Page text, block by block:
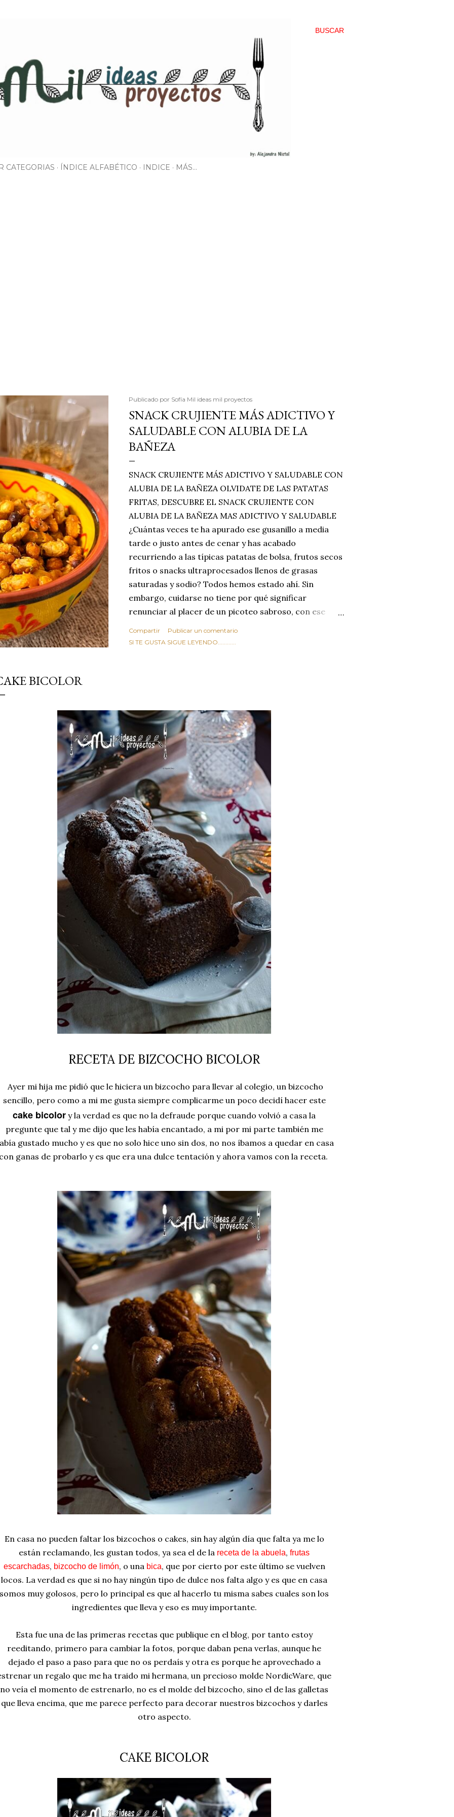
BUSCAR
CATEGORIAS ÍNDICE ALFABÉTICO INDICE MÁS…
Publicado por Sofía Mil ideas mil proyectos
SNACK CRUJIENTE MÁS ADICTIVO Y
SALUDABLE CON ALUBIA DE LA
BAÑEZA
SNACK CRUJIENTE MÁS ADICTIVO Y SALUDABLE CON
ALUBIA DE LA BAÑEZA OLVIDATE DE LAS PATATAS
FRITAS, DESCUBRE EL SNACK CRUJIENTE CON
ALUBIA DE LA BAÑEZA MAS ADICTIVO Y SALUDABLE
¿Cuántas veces te ha apurado ese gusanillo a media
tarde o justo antes de cenar y has acabado
recurriendo a las típicas patatas de bolsa, frutos secos
fritos o snacks ultraprocesados llenos de grasas
saturadas y sodio? Todos hemos estado ahí. Sin
embargo, cuidarse no tiene por qué significar
renunciar al placer de un picoteo sabroso, con ese
Estas alubias crujientes al horno van a cambiar por
en un snack ligero, dorado, cargado de proteína y
100% natural. Es el sustituto perfecto a los frutos se...
Compartir
Publicar un comentario
SI TE GUSTA SIGUE LEYENDO............
BICOLOR
RECETA DE BIZCOCHO BICOLOR
Ayer mi hija me pidió que le hiciera un bizcocho para llevar al colegio, un bizcocho
sencillo, pero como a mi me gusta siempre complicarme un poco decidí hacer este
cake bicolor y la verdad es que no la defraude porque cuando volvió a casa la
pregunte que tal y me dijo que les había encantado, a mi por mi parte también me
gustado mucho y es que no solo hice uno sin dos, no nos íbamos a quedar en casa
ganas de probarlo y es que era una dulce tentación y ahora vamos con la receta.
En casa no pueden faltar los bizcochos o cakes, sin hay algún día que falta ya me lo
están reclamando, les gustan todos, ya sea el de la receta de la abuela, frutas
escarchadas, bizcocho de limón, o una bica, que por cierto por este último se vuelven
locos. La verdad es que si no hay ningún tipo de dulce nos falta algo y es que en casa
somos muy golosos, pero lo principal es que al hacerlo tu misma sabes cuales son los
ingredientes que lleva y eso es muy importante.
Esta fue una de las primeras recetas que publique en el blog, por tanto estoy
reeditando, primero para cambiar la fotos, porque daban pena verlas, aunque he
dejado el paso a paso para que no os perdaís y otra es porque he aprovechado a
un regalo que me ha traido mi hermana, un precioso molde NordicWare, que
no veía el momento de estrenarlo, no es el molde del bizcocho, sino el de las galletas
que lleva encima, que me parece perfecto para decorar nuestros bizcochos y darles
otro aspecto.
CAKE BICOLOR